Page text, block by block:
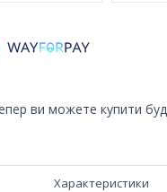
ви можете купити
Характеристики